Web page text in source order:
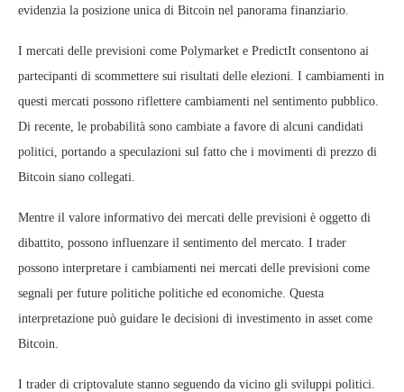
evidenzia la posizione unica di Bitcoin nel panorama finanziario.
I mercati delle previsioni come Polymarket e PredictIt consentono ai
partecipanti di scommettere sui risultati delle elezioni. I cambiamenti in
questi mercati possono riflettere cambiamenti nel sentimento pubblico.
Di recente, le probabilità sono cambiate a favore di alcuni candidati
politici, portando a speculazioni sul fatto che i movimenti di prezzo di
Bitcoin siano collegati.
Mentre il valore informativo dei mercati delle previsioni è oggetto di
dibattito, possono influenzare il sentimento del mercato. I trader
possono interpretare i cambiamenti nei mercati delle previsioni come
segnali per future politiche politiche ed economiche. Questa
interpretazione può guidare le decisioni di investimento in asset come
Bitcoin.
I trader di criptovalute stanno seguendo da vicino gli sviluppi politici.